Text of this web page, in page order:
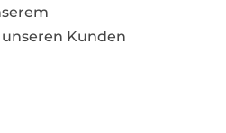
Kunden